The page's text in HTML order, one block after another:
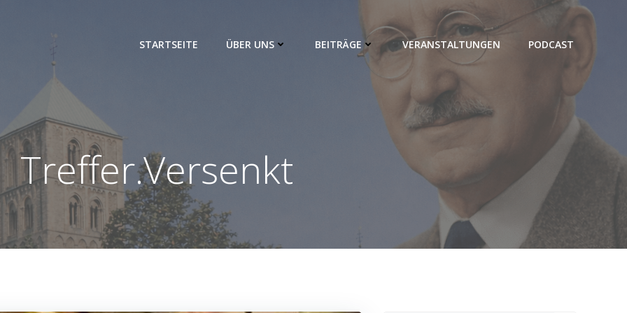
STARTSEITE ÜBER UNS BEITRÄGE VERANSTALTUNGEN PODCAST
Treffer.Versenkt